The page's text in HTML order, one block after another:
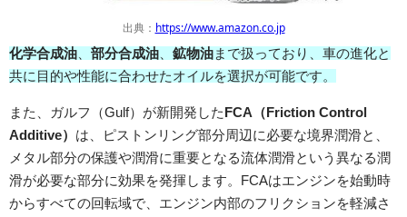
出典： https://www.amazon.co.jp
化学合成油 部分合成油 鉱物油 まで扱っており、車の進化と
共に目的や性能に合わせたオイルを選択が可能です。
また、ガルフ（Gulf）が新開発した FCA（Friction Control
Additive） は、ピストンリング部分周辺に必要な境界潤滑と、
メタル部分の保護や潤滑に重要となる流体潤滑という異なる潤
滑が必要な部分に効果を発揮します。FCAはエンジンを始動時
からすべての回転域で、エンジン内部のフリクションを軽減さ